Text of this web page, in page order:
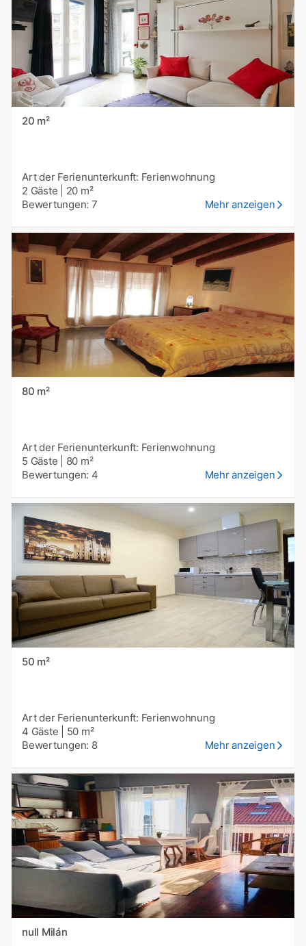
20 m²
Art der Ferienunterkunft: Ferienwohnung
2 Gäste
20 m²
Bewertungen: 7
Mehr anzeigen
80 m²
Art der Ferienunterkunft: Ferienwohnung
5 Gäste
80 m²
Bewertungen: 4
Mehr anzeigen
50 m²
Art der Ferienunterkunft: Ferienwohnung
4 Gäste
50 m²
Bewertungen: 8
Mehr anzeigen
null Milán